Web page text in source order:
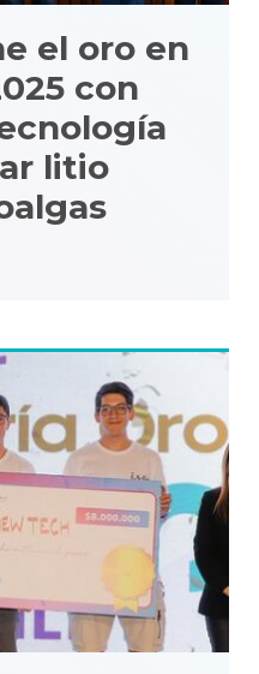
el oro en
con
litio